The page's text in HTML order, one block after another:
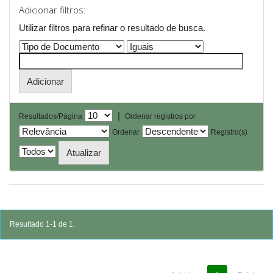
Adicionar filtros:
Utilizar filtros para refinar o resultado de busca.
Resultados/Página |
Ordenar registros por
Ordenar
Registro(s)
Resultado 1-1 de 1.